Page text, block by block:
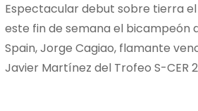
Espectacular debut sobre tierra
este fin de semana el bicampeón
Spain, Jorge Cagiao, flamante
Javier Martínez del Trofeo S-CER